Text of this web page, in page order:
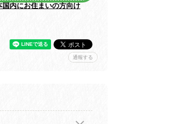
国内にお住まいの方向け
通報する